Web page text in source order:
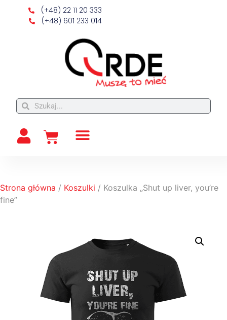
(+48) 22 11 20 333
(+48) 601 233 014
Strona główna / Koszulki / Koszulka „Shut up liver, you’re
fine”